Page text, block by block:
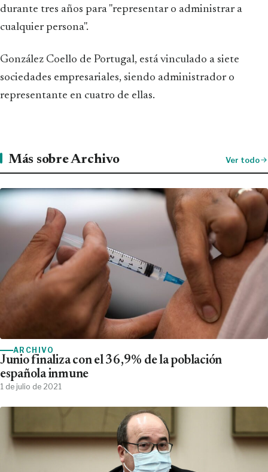
durante tres años para "representar o administrar a
cualquier persona".
González Coello de Portugal, está vinculado a siete
sociedades empresariales, siendo administrador o
representante en cuatro de ellas.
Más sobre Archivo Ver todo
ARCHIVO
Junio finaliza con el 36,9% de la población
española inmune
1 de julio de 2021